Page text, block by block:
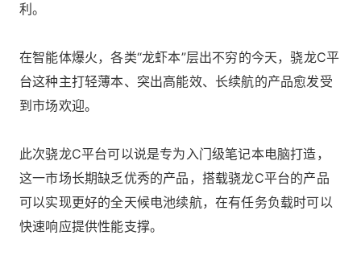
利。
在智能体爆火，各类“龙虾本”层出不穷的今天，骁龙C平
台这种主打轻薄本、突出高能效、长续航的产品愈发受
到市场欢迎。
此次骁龙C平台可以说是专为入门级笔记本电脑打造，
这一市场长期缺乏优秀的产品，搭载骁龙C平台的产品
可以实现更好的全天候电池续航，在有任务负载时可以
快速响应提供性能支撑。